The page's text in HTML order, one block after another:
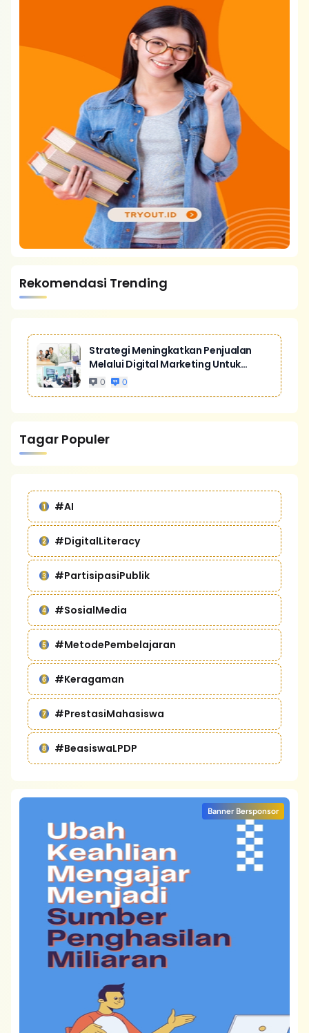
Rekomendasi Trending
Strategi Meningkatkan Penjualan
Melalui Digital Marketing Untuk
Bisnis Yang Lebih Kompetitif
0 0
Tagar Populer
#AI
#DigitalLiteracy
#PartisipasiPublik
#SosialMedia
#MetodePembelajaran
#Keragaman
#PrestasiMahasiswa
#BeasiswaLPDP
Banner Bersponsor